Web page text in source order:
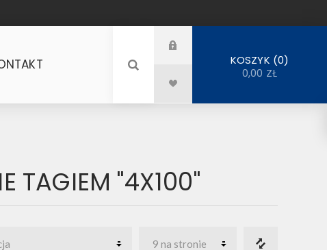
KOSZYK 0
0,00 ZŁ
TAGIEM "4X100"